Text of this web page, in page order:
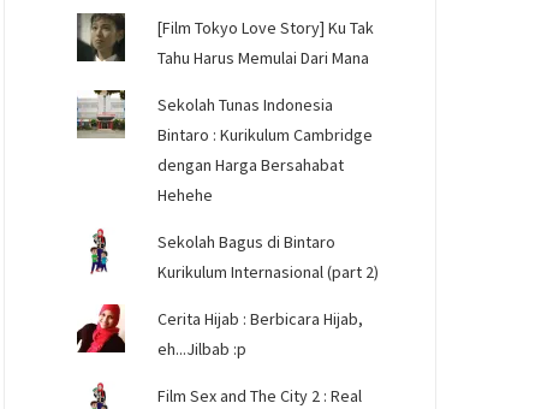
[Film Tokyo Love Story] Ku Tak
Tahu Harus Memulai Dari Mana
Sekolah Tunas Indonesia
Bintaro : Kurikulum Cambridge
dengan Harga Bersahabat
Hehehe
Sekolah Bagus di Bintaro
Kurikulum Internasional (part 2)
Cerita Hijab : Berbicara Hijab,
eh...Jilbab :p
Film Sex and The City 2 : Real